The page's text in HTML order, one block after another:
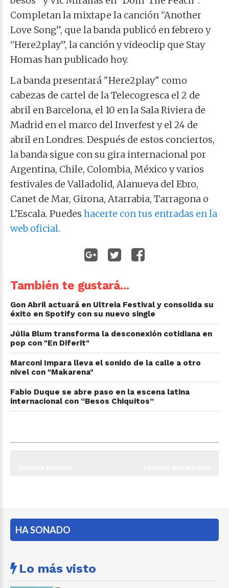
Completan la mixtape la canción “Another
Love Song”, que la banda publicó en febrero y
“Here2play”, la canción y videoclip que Stay
Homas han publicado hoy.
La banda presentará "Here2play" como
cabezas de cartel de la Telecogresca el 2 de
abril en Barcelona, el 10 en la Sala Riviera de
Madrid en el marco del Inverfest y el 24 de
abril en Londres. Después de estos conciertos,
la banda sigue con su gira internacional por
Argentina, Chile, Colombia, México y varios
festivales de Valladolid, Alanueva del Ebro,
Canet de Mar, Girona, Atarrabia, Tarragona o
L’Escala. Puedes hacerte con tus entradas en la
web oficial.
También te gustará...
Gon Abril actuará en Ultreia Festival y consolida su
éxito en Spotify con su nuevo single
Júlia Blum transforma la desconexión cotidiana en
pop con "En Diferit"
Marconi Impara lleva el sonido de la calle a otro
nivel con "Makarena"
Fabio Duque se abre paso en la escena latina
internacional con “Besos Chiquitos”
HA SONADO
Lo más visto